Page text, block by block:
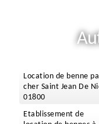
Location de benne
cher Saint Jean De
01800
Etablissement de